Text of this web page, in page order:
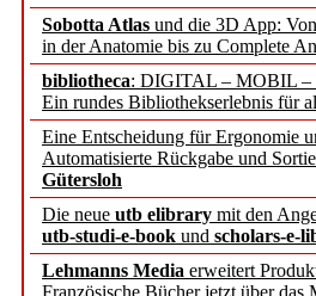
Sobotta Atlas und die 3D App:
in der Anatomie bis zu Complete
bibliotheca: DIGITAL – MOBIL
Ein rundes Bibliothekserlebnis für
Eine Entscheidung für Ergonomie
Automatisierte Rückgabe und
Gütersloh
Die neue utb elibrary mit den
utb-studi-e-book und scholars-e-
Lehmanns Media erweitert
Französische Bücher jetzt über
jedem
DFG setzt
FAIRmat
Bayerns